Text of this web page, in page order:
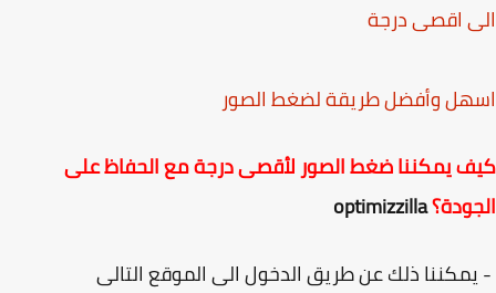
اقصى درجة
وأفضل طريقة لضغط الصور
يمكننا ضغط الصور لأقصى درجة مع الحفاظ على
optimizzilla
ذلك عن طريق الدخول الى الموقع التالى